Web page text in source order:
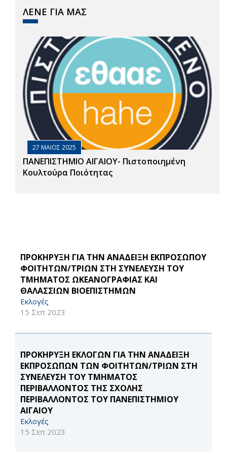
ΛΕΝΕ ΓΙΑ ΜΑΣ
27 ΜΑΙΟΣ 2025
ΠΑΝΕΠΙΣΤΗΜΙΟ ΑΙΓΑΙΟΥ- Πιστοποιημένη
Κουλτούρα Ποιότητας
ΠΡΟΚΗΡΥΞΗ ΓΙΑ ΤΗΝ ΑΝΑΔΕΙΞΗ ΕΚΠΡΟΣΩΠΟΥ
ΦΟΙΤΗΤΩΝ/ΤΡΙΩΝ ΣΤΗ ΣΥΝΕΛΕΥΣΗ ΤΟΥ
ΤΜΗΜΑΤΟΣ ΩΚΕΑΝΟΓΡΑΦΙΑΣ ΚΑΙ
ΘΑΛΑΣΣΙΩΝ ΒΙΟΕΠΙΣΤΗΜΩΝ
Εκλογές
15 Σεπ 2023
ΠΡΟΚΗΡΥΞΗ ΕΚΛΟΓΩΝ ΓΙΑ ΤΗΝ ΑΝΑΔΕΙΞΗ
ΕΚΠΡΟΣΩΠΩΝ ΤΩΝ ΦΟΙΤΗΤΩΝ/ΤΡΙΩΝ ΣΤΗ
ΣΥΝΕΛΕΥΣΗ ΤΟΥ ΤΜΗΜΑΤΟΣ
ΠΕΡΙΒΑΛΛΟΝΤΟΣ ΤΗΣ ΣΧΟΛΗΣ
ΠΕΡΙΒΑΛΛΟΝΤΟΣ ΤΟΥ ΠΑΝΕΠΙΣΤΗΜΙΟΥ
ΑΙΓΑΙΟΥ
Εκλογές
15 Σεπ 2023